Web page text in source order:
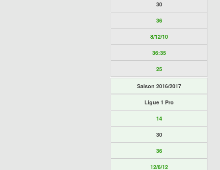
30
36
8/12/10
36:35
25
Saison 2016/2017
Ligue 1 Pro
14
30
36
12/6/12